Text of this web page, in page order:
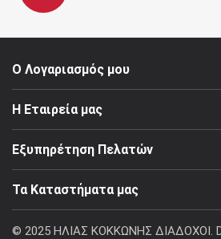
Ο Λογαριασμός μου
Η Εταιρεία μας
Εξυπηρέτηση Πελατών
Τα Καταστήματα μας
© 2025 ΗΛΙΑΣ ΚΟΚΚΩΝΗΣ ΔΙΑΔΟΧΟΙ.